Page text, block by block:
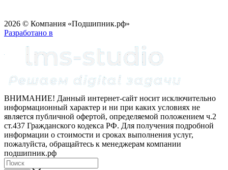
2026 © Компания «Подшипник.рф»
Разработано в
ВНИМАНИЕ! Данный интернет-сайт носит исключительно
информационный характер и ни при каких условиях не
является публичной офертой, определяемой положением ч.2
ст.437 Гражданского кодекса РФ. Для получения подробной
информации о стоимости и сроках выполнения услуг,
пожалуйста, обращайтесь к менеджерам компании
подшипник.рф